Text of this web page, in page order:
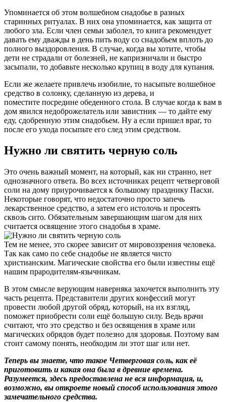
Упоминается об этом волшебном снадобье в разных
старинных ритуалах. В них она упоминается, как защита от
любого зла. Если член семьи заболел, то книга рекомендует
давать ему дважды в день пить воду со снадобьем вплоть до
полного выздоровления. В случае, когда вы хотите, чтобы
дети не страдали от болезней, не капризничали и быстро
засыпали, то добавьте несколько крупиц в воду для купания.
Если же желаете привлечь изобилие, то насыпьте волшебное
средство в солонку, сделанную из дерева, и
поместите посредине обеденного стола. В случае когда к вам в
дом явился недоброжелатель или завистник — то дайте ему
еду, сдобренную этим снадобьем. Ну а если пришел враг, то
после его ухода посыпьте его след этим средством.
Нужно ли святить черную соль
Это очень важный момент, на который, как ни странно, нет
однозначного ответа. Во всех источниках рецепт четверговой
соли на дому приурочивается к большому празднику Пасхи.
Некоторые говорят, что недостаточно просто запечь
лекарственное средство, а затем его истолочь и просеять
сквозь сито. Обязательным завершающим шагом для них
считается освящение этого снадобья в храме.
Тем не менее, это скорее зависит от мировоззрения человека.
Так как само по себе снадобье не является чисто
христианским. Магические свойства его были известны ещё
нашим прародителям-язычникам.
В этом смысле верующим наверняка захочется выполнить эту
часть рецепта. Представители других конфессий могут
провести любой другой обряд, который, на их взгляд,
поможет приобрести соли ещё большую силу. Ведь врачи
считают, что это средство и без освящения в храме или
магических обрядов будет полезно для здоровья. Поэтому вам
стоит самому понять, необходим ли этот шаг или нет.
Теперь вы знаете, что такое Четверговая соль, как её
приготовить и какая она была в древние времена.
Разумеется, здесь предоставлена не вся информация, и,
возможно, вы откроете новый способ использования этого
замечательного средства.